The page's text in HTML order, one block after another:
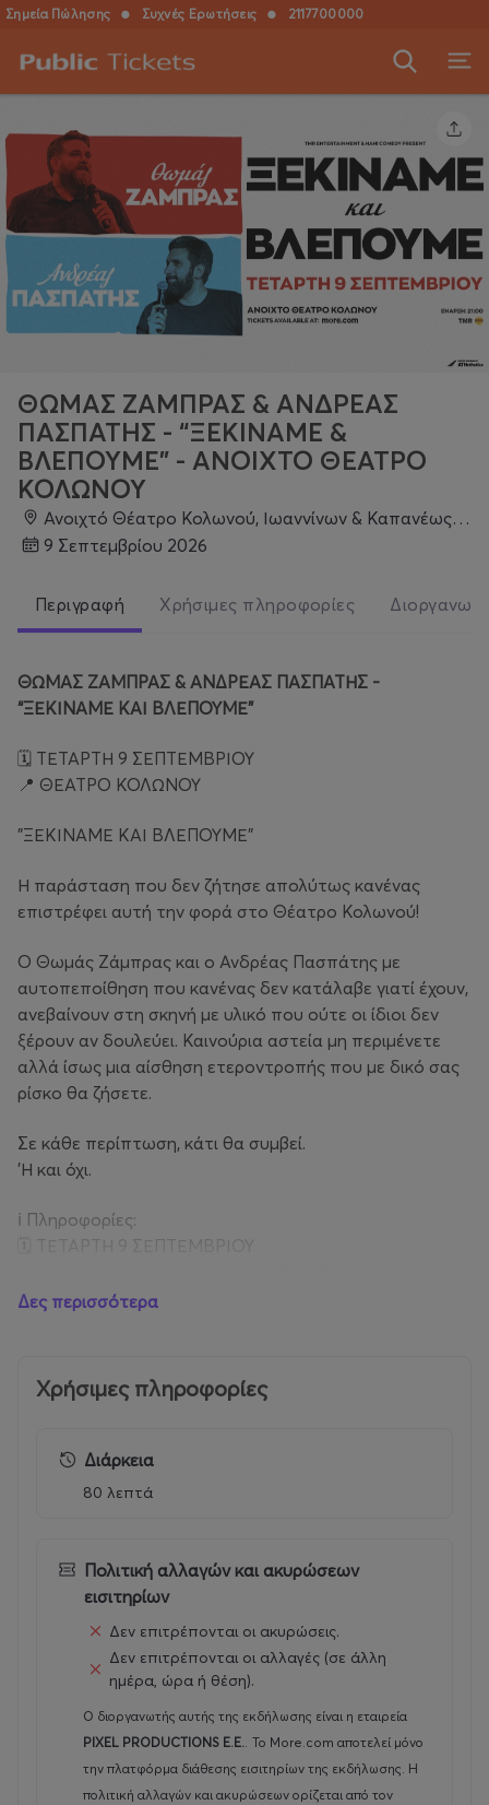
Σημεία Πώλησης ● Συχνές Ερωτήσεις ● 2117700000
ΘΩΜΑΣ ΖΑΜΠΡΑΣ & ΑΝΔΡΕΑΣ
ΠΑΣΠΑΤΗΣ - “ΞΕΚΙΝΑΜΕ &
ΒΛΕΠΟΥΜΕ" - ΑΝΟΙΧΤΟ ΘΕΑΤΡΟ
ΚΟΛΩΝΟΥ
Ανοιχτό Θέατρο Κολωνού, Ιωαννίνων & Καπανέως, Κολωνός
9 Σεπτεμβρίου 2026
Περιγραφή Χρήσιμες πληροφορίες
ΘΩΜΑΣ ΖΑΜΠΡΑΣ & ΑΝΔΡΕΑΣ ΠΑΣΠΑΤΗΣ -
“ΞΕΚΙΝΑΜΕ ΚΑΙ ΒΛΕΠΟΥΜΕ”
🗓️ ΤΕΤΑΡΤΗ 9 ΣΕΠΤΕΜΒΡΙΟΥ
📍 ΘΕΑΤΡΟ ΚΟΛΩΝΟΥ
"ΞΕΚΙΝΑΜΕ ΚΑΙ ΒΛΕΠΟΥΜΕ"
Η παράσταση που δεν ζήτησε απολύτως κανένας
επιστρέφει αυτή την φορά στο Θέατρο Κολωνού!
Ο Θωμάς Ζάμπρας και ο Ανδρέας Πασπάτης με
αυτοπεποίθηση που κανένας δεν κατάλαβε γιατί έχουν,
ανεβαίνουν στη σκηνή με υλικό που ούτε οι ίδιοι δεν
ξέρουν αν δουλεύει. Καινούρια αστεία μη περιμένετε
αλλά ίσως μια αίσθηση ετεροντροπής που με δικό σας
ρίσκο θα ζήσετε.
Σε κάθε περίπτωση, κάτι θα συμβεί.
'Η και όχι.
ℹ️ Πληροφορίες:
🚪 Οι πόρτες ανοίγουν: 20:30
🎫 Προπώληση εισιτηρίων μέσω του more.com και του
δικτύου καταστημάτων του.
🎟️ Τιμές εισιτηρίων:
🎫 Ειδική Τιμή εισιτηρίου Θέασης (Α.με.Α. / άνεργοι /
🎫 Ταμείο: 15€
Δες περισσότερα
Χρήσιμες πληροφορίες
Διάρκεια
80 λεπτά
Πολιτική αλλαγών και ακυρώσεων
εισιτηρίων
Δεν επιτρέπονται οι ακυρώσεις.
Δεν επιτρέπονται οι αλλαγές (σε άλλη
ημέρα, ώρα ή θέση).
Ο διοργανωτής αυτής της εκδήλωσης είναι η εταιρεία
PIXEL PRODUCTIONS E.E.. Το More.com αποτελεί μόνο
την πλατφόρμα διάθεσης εισιτηρίων της εκδήλωσης. Η
πολιτική αλλαγών και ακυρώσεων ορίζεται από τον